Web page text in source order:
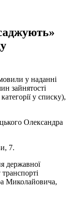
у наданні
зайнятості
у списку),
Олександра
7.
державної
Миколайовича,